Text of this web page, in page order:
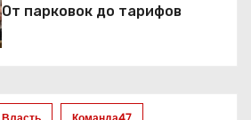
От парковок до тарифов